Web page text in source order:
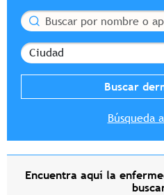
Buscar
Ciudad
Búsqueda
Encuentra aquí la